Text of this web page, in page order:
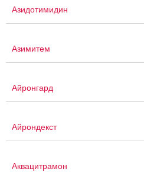
Азидотимидин
Азимитем
Айронгард
Айрондекст
Аквацитрамон